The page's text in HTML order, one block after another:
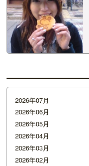
2026年07月
2026年06月
2026年05月
2026年04月
2026年03月
2026年02月